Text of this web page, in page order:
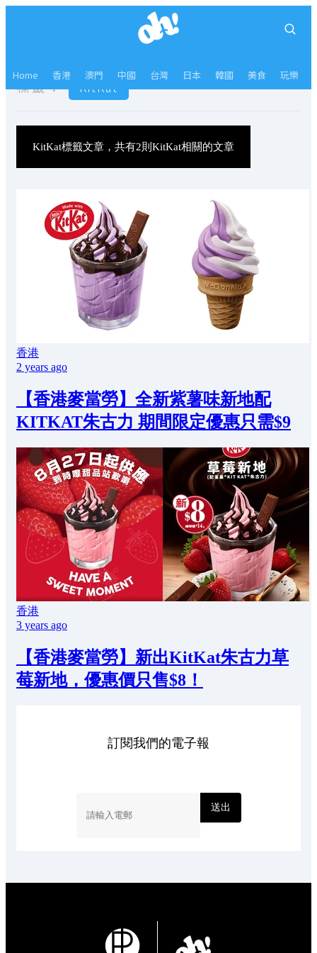
Home 香港 澳門 中國 台灣 日本 韓國 美食 玩樂
標籤： KitKat
KitKat標籤文章，共有2則KitKat相關的文章
香港
2 years ago
【香港麥當勞】全新紫薯味新地配
KITKAT朱古力 期間限定優惠只需$9
香港
3 years ago
【香港麥當勞】新出KitKat朱古力草
莓新地，優惠價只售$8！
訂閱我們的電子報
送出